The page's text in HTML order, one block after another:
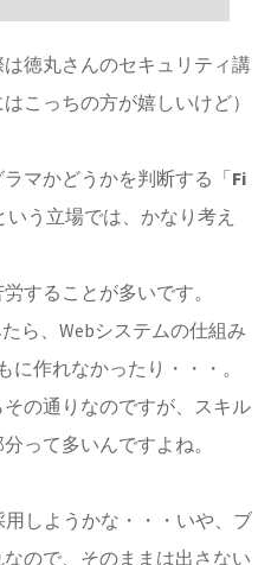
徳丸さんのセキュリティ講
こっちの方が嬉しいけど）
マかどうかを判断する「Fi
いう立場では、かなり考え
することが多いです。
ら、Webシステムの仕組み
に作れなかったり・・・。
の通りなのですが、スキル
って多いんですよね。
しようかな・・・いや、ブ
ので、そのままは出さない